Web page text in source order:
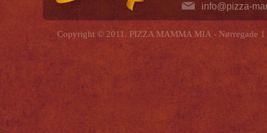
info@pizza-
Copyright © 2011. PIZZA MAMMA MIA - Nørregade